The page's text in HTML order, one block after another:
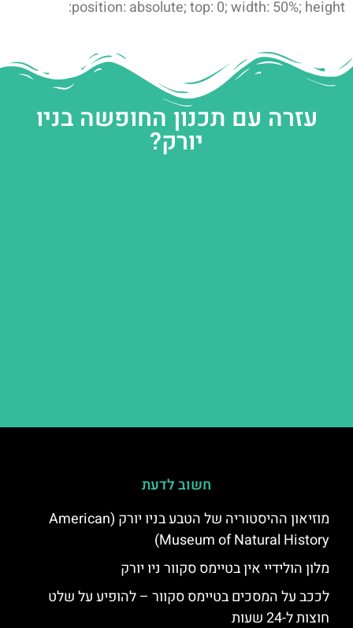
position: absolute; top: 0; width: 50%; height:
עזרה עם תכנון החופשה בניו
יורק?
חשוב לדעת
מוזיאון ההיסטוריה של הטבע בניו יורק (American
Museum of Natural History)
מלון הולידיי אין בטיימס סקוור ניו יורק
לככב על המסכים בטיימס סקוור – להופיע על שלט
חוצות ל-24 שעות